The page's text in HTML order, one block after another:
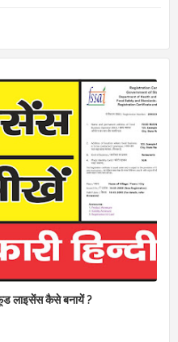
लाइसेंस कैसे बनायें ?